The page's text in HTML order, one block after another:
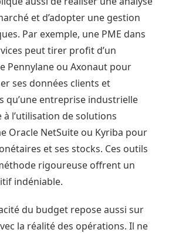
et d’adopter une gestion
Par exemple, une PME dans
peut tirer profit d’un
Pennylane ou Axonaut pour
ses données clients et
qu’une entreprise industrielle
à l’utilisation de solutions
Oracle NetSuite ou Kyriba pour
et ses stocks. Ces outils
rigoureuse offrent un
indéniable.
du budget repose aussi sur
la réalité des opérations. Il ne